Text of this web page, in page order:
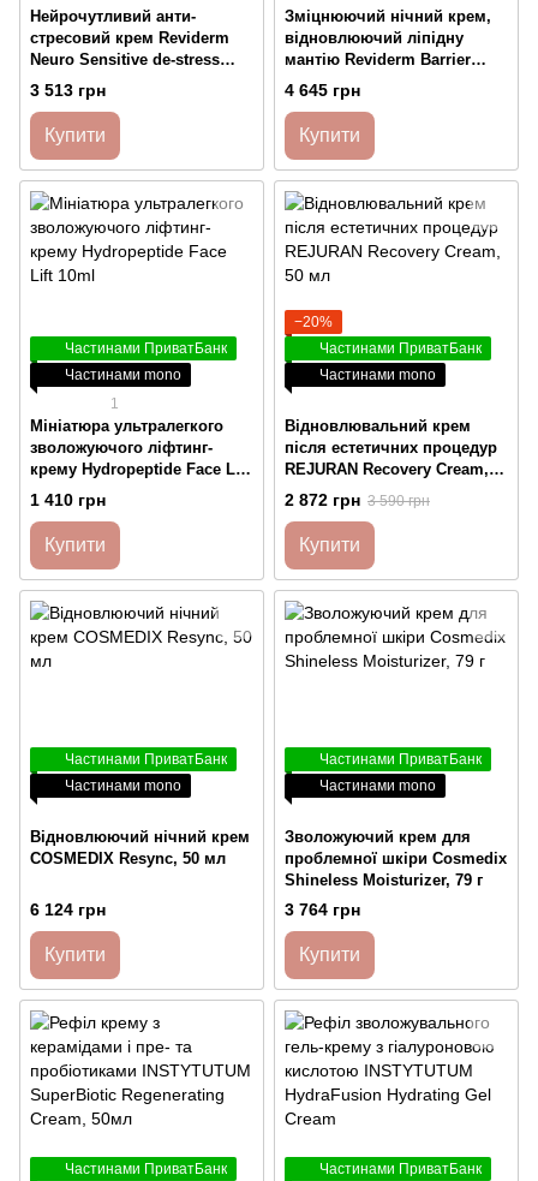
Нейрочутливий анти-
стресовий крем Reviderm
Neuro Sensitive de-stress
cream 50ml
3 513 грн
Купити
Зміцнюючий нічний крем,
відновлюючий ліпідну
мантію Reviderm Barrier
Repair Night, 50 мл
4 645 грн
Купити
Частинами ПриватБанк
Частинами mono
1
Мініатюра ультралегкого
зволожуючого ліфтинг-
крему Hydropeptide Face Lift
10ml
1 410 грн
Купити
−20%
Частинами ПриватБанк
Частинами mono
Відновлювальний крем
після естетичних процедур
REJURAN Recovery Cream,
50 мл
2 872 грн 3 590 грн
Купити
Частинами ПриватБанк
Частинами mono
Відновлюючий нічний крем
COSMEDIX Resync, 50 мл
6 124 грн
Купити
Частинами ПриватБанк
Частинами mono
Зволожуючий крем для
проблемної шкіри Cosmedix
Shineless Moisturizer, 79 г
3 764 грн
Купити
Частинами ПриватБанк
Частинами ПриватБанк